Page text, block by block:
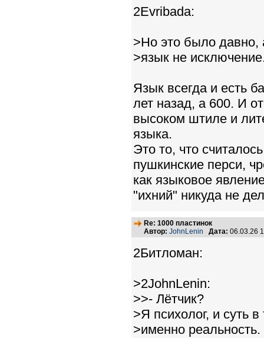
2Evribada:
>Но это было давно,
>язык не
Язык всегда и есть
лет назад, а 600. И
высоком штиле и
языка.
Это то, что
пушкинские перси,
как языковое
"ихний" никуда не
Re: 1000 пластинок
Автор: JohnLenin Дата: 06.03.26
2Битломан:
>2JohnLenin:
>>- Лётчик?
>Я психолог, и суть
>именно реальность.